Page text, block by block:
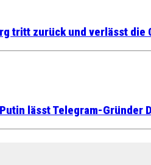
tritt zurück und verlässt die
lässt Telegram-Gründer